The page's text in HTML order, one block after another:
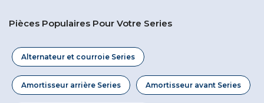
Pièces Populaires Pour Votre Series
Alternateur et courroie Series
Amortisseur arrière Series Amortisseur avant Series